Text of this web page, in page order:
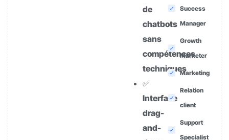
de
chatbots
sans
compétences
techniques
✅
Interface
drag-
and-
Success
Manager
Growth
Marketer
Marketing
Relation
client
Support
Specialist